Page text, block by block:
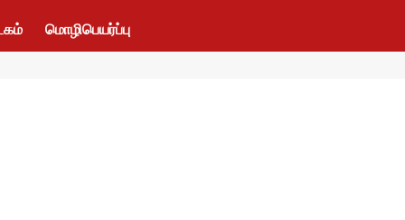
மொழிபெயர்ப்பு